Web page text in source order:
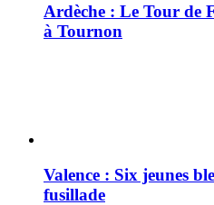
Ardèche : Le Tour de
à Tournon
Valence : Six jeunes
fusillade